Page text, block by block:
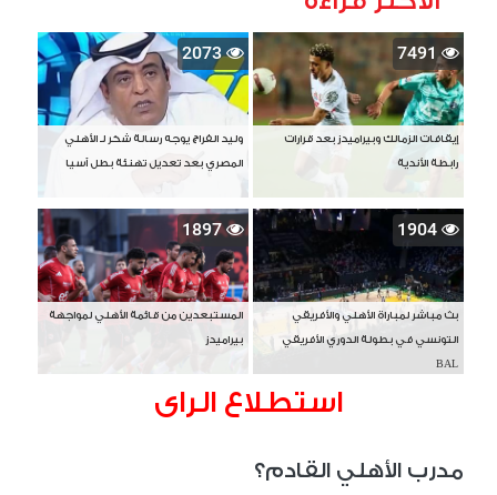
7491
إيقافات الزمالك وبيراميدز بعد قرارات
رابطة الأندية
2073
وليد الفراج يوجه رسالة شكر لـ الأهلي
المصري بعد تعديل تهنئة بطل آسيا
1904
بث مباشر لمباراة الأهلي والأفريقي
التونسي في بطولة الدوري الأفريقي
BAL
1897
المستبعدين من قائمة الأهلي لمواجهة
بيراميدز
استطلاع الراى
مدرب الأهلي القادم؟